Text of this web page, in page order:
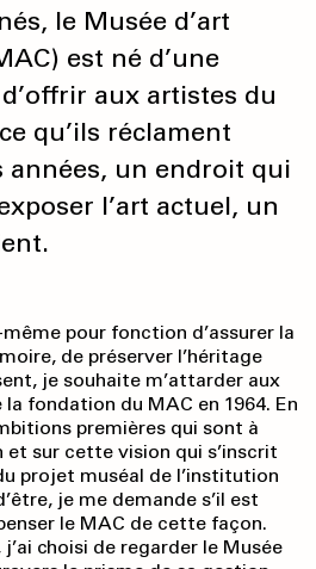
le Musée d’art
est né d’une
aux artistes du
qu’ils réclament
années, un endroit qui
l’art actuel, un
pour fonction d’assurer la
de préserver l’héritage
je souhaite m’attarder aux
fondation du MAC en 1964. En
premières qui sont à
et sur cette vision qui s’inscrit
projet muséal de l’institution
je me demande s’il est
le MAC de cette façon.
choisi de regarder le Musée